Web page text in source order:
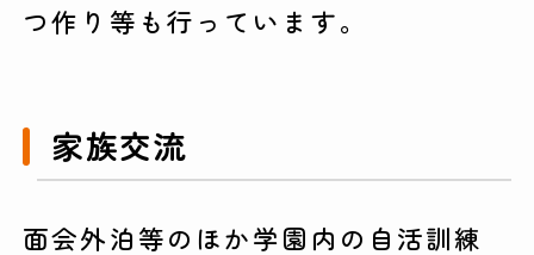
つ作り等も行っています。
家族交流
面会外泊等のほか学園内の自活訓練